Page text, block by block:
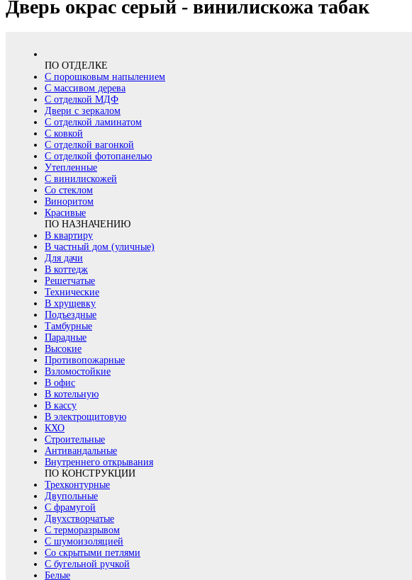
Дверь окрас серый - винилискожа табак
ПО ОТДЕЛКЕ
С порошковым напылением
С массивом дерева
С отделкой МДФ
Двери с зеркалом
С отделкой ламинатом
С ковкой
С отделкой вагонкой
С отделкой фотопанелью
Утепленные
С винилискожей
Со стеклом
Виноритом
Красивые
ПО НАЗНАЧЕНИЮ
В квартиру
В частный дом (уличные)
Для дачи
В коттедж
Решетчатые
Технические
В хрущевку
Подъездные
Тамбурные
Парадные
Высокие
Противопожарные
Взломостойкие
В офис
В котельную
В кассу
В электрощитовую
КХО
Строительные
Антивандальные
Внутреннего открывания
ПО КОНСТРУКЦИИ
Трехконтурные
Двупольные
С фрамугой
Двухстворчатые
С терморазрывом
С шумоизоляцией
Со скрытыми петлями
С бугельной ручкой
Белые